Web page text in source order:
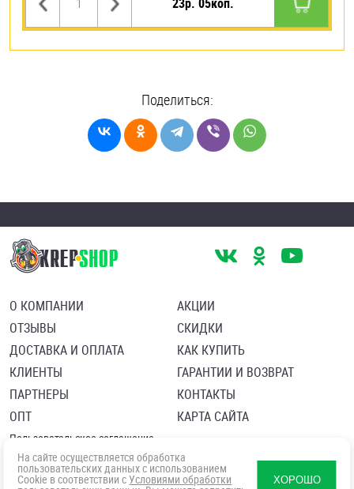
Поделиться:
О КОМПАНИИ
ОТЗЫВЫ
ДОСТАВКА И ОПЛАТА
КЛИЕНТЫ
ПАРТНЕРЫ
ОПТ
АКЦИИ
СКИДКИ
КАК КУПИТЬ
ГАРАНТИИ И ВОЗВРАТ
КОНТАКТЫ
КАРТА САЙТА
Пользовательское соглашение
Политика в отношении обработки персональных данных
Согласие посетителя сайта на обработку персональных данны
На сайте осуществляется обработка
пользовательских данных с использованием
Cookie в соответствии с Условиями обработки ХОРОШО